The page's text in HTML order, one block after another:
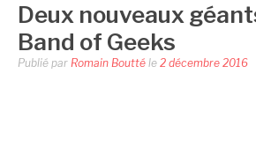
Deux nouveaux
Band of Geeks
Publié par Romain Boutté le 2 décembre 2016